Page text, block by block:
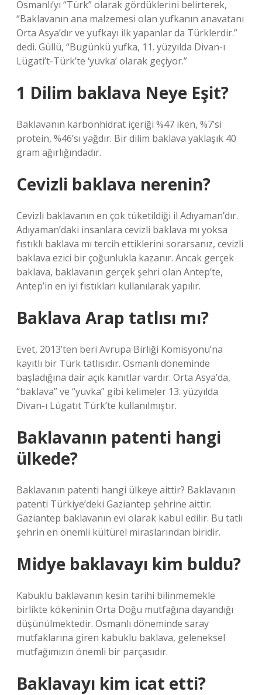
Osmanlı’yı “Türk” olarak gördüklerini belirterek,
“Baklavanın ana malzemesi olan yufkanın anavatanı
Orta Asya’dır ve yufkayı ilk yapanlar da Türklerdir.”
dedi. Güllü, “Bugünkü yufka, 11. yüzyılda Divan-ı
Lügati’t-Türk’te ‘yuvka’ olarak geçiyor.”
1 Dilim baklava Neye Eşit?
Baklavanın karbonhidrat içeriği %47 iken, %7’si
protein, %46’sı yağdır. Bir dilim baklava yaklaşık 40
gram ağırlığındadır.
Cevizli baklava nerenin?
Cevizli baklavanın en çok tüketildiği il Adıyaman’dır.
Adıyaman’daki insanlara cevizli baklava mı yoksa
fıstıklı baklava mı tercih ettiklerini sorarsanız, cevizli
baklava ezici bir çoğunlukla kazanır. Ancak gerçek
baklava, baklavanın gerçek şehri olan Antep’te,
Antep’in en iyi fıstıkları kullanılarak yapılır.
Baklava Arap tatlısı mı?
Evet, 2013’ten beri Avrupa Birliği Komisyonu’na
kayıtlı bir Türk tatlısıdır. Osmanlı döneminde
başladığına dair açık kanıtlar vardır. Orta Asya’da,
“baklava” ve “yuvka” gibi kelimeler 13. yüzyılda
Divan-ı Lügatıt Türk’te kullanılmıştır.
Baklavanın patenti hangi
ülkede?
Baklavanın patenti hangi ülkeye aittir? Baklavanın
patenti Türkiye’deki Gaziantep şehrine aittir.
Gaziantep baklavanın evi olarak kabul edilir. Bu tatlı
şehrin en önemli kültürel miraslarından biridir.
Midye baklavayı kim buldu?
Kabuklu baklavanın kesin tarihi bilinmemekle
birlikte kökeninin Orta Doğu mutfağına dayandığı
düşünülmektedir. Osmanlı döneminde saray
mutfaklarına giren kabuklu baklava, geleneksel
mutfağımızın önemli bir parçasıdır.
Baklavayı kim icat etti?